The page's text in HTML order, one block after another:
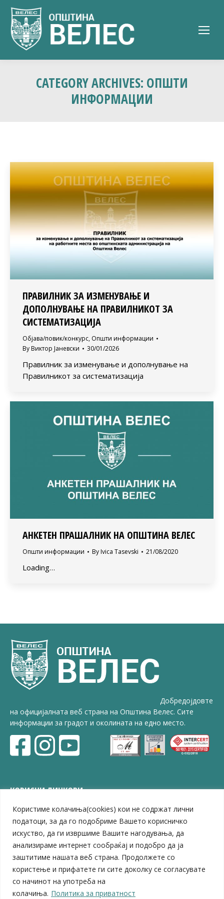
Користиме колачиња(cookies) кои не содржат лични
податоци, за да го подобриме Вашето корисничко
искуство, да ги извршиме Вашите нагодувања, да
анализираме интернет сообраќај и подобро да ја
заштитиме нашата веб страна. Продолжете со
користење и прифатете ги сите доколку се согласувате
со начинот на употреба на
колачиња. Политика за приватност
CATEGORY ARCHIVES: ОПШТИ
ИНФОРМАЦИИ
ПРАВИЛНИК ЗА ИЗМЕНУВАЊЕ И
ДОПОЛНУВАЊЕ НА ПРАВИЛНИКОТ ЗА
СИСТЕМАТИЗАЦИЈА
Објава/повик/конкурс, Општи информации
By Виктор Јаневски 30/01/2026
Правилник за изменување и дополнување на
Правилникот за систематизација
АНКЕТЕН ПРАШАЛНИК НА ОПШТИНА ВЕЛЕС
Општи информации By Ivica Tasevski 21/08/2020
Loading…
Добредојдовте
на официјалната веб страна на Општина Велес. Сите
информации за градот и околината на едно место.
КОРИСНИ ЛИНКОВИ
ЗЕЛС – Заедница на единиците на локална самоуправа
Центар за развој на Вардарски плански регион
Јавно комунално претпријатие „Дервен“
ЈПССО „Парк – спорт и паркинзи“
ЛБ „Гоце Делчев“
ЛУ „Народен Музеј“
Влада на Република Северна Македонија
Собрание на Република Северна Македонија